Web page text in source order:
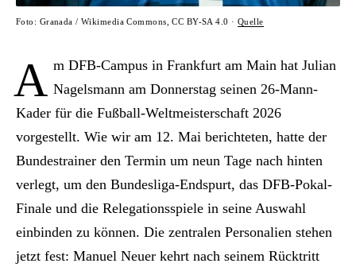
Foto: Granada / Wikimedia Commons, CC BY-SA 4.0 ·Quelle
A m DFB-Campus in Frankfurt am Main hat Julian
Nagelsmann am Donnerstag seinen 26-Mann-
Kader für die Fußball-Weltmeisterschaft 2026
vorgestellt. Wie wir am 12. Mai berichteten, hatte der
Bundestrainer den Termin um neun Tage nach hinten
verlegt, um den Bundesliga-Endspurt, das DFB-Pokal-
Finale und die Relegationsspiele in seine Auswahl
einbinden zu können. Die zentralen Personalien stehen
jetzt fest: Manuel Neuer kehrt nach seinem Rücktritt